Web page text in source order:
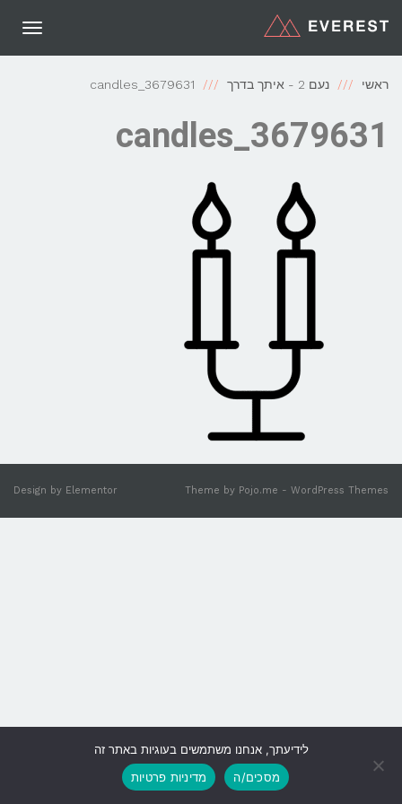
ראשי נעם 2 - איתך בדרך candles_3679631
candles_3679631
Theme by Pojo.me - WordPress Themes
Design by Elementor
גלילה
לראש
לידיעתך, אנחנו משתמשים בעוגיות באתר זה
מסכים/ה
מדיניות פרטיות